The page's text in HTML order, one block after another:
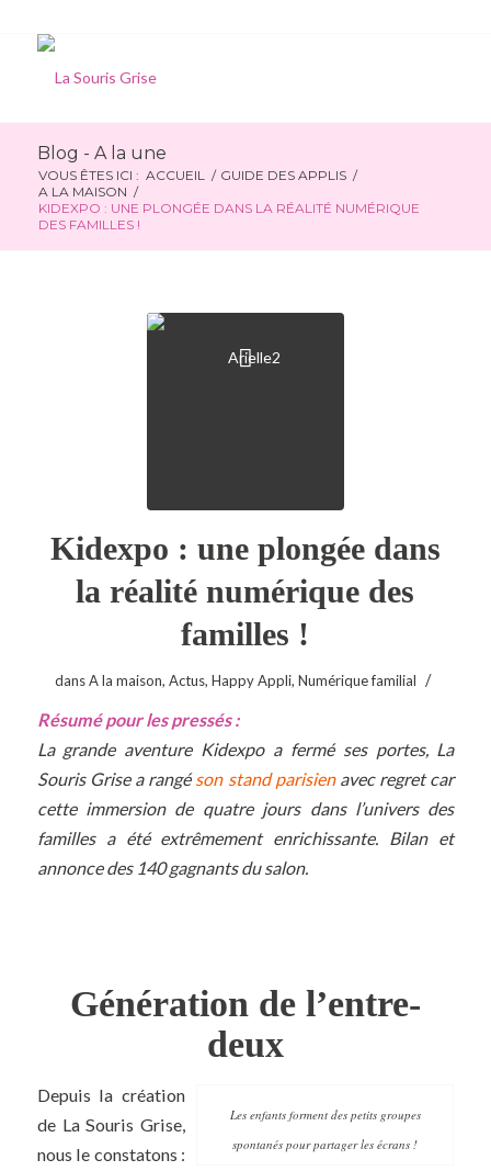
Blog - A la une
VOUS ÊTES ICI : ACCUEIL / GUIDE DES APPLIS /
A LA MAISON /
KIDEXPO : UNE PLONGÉE DANS LA RÉALITÉ NUMÉRIQUE
DES FAMILLES !
Kidexpo : une plongée dans
la réalité numérique des
familles !
dansA la maison, Actus, Happy Appli, Numérique familial /
Résumé pour les pressés :
La grande aventure Kidexpo a fermé ses portes, La
Souris Grise a rangéson stand parisienavec regret car
cette immersion de quatre jours dans l’univers des
familles a été extrêmement enrichissante. Bilan et
annonce des 140 gagnants du salon.
Génération de l’entre-
deux
Les enfants forment des petits groupes
spontanés pour partager les écrans !
Depuis la création
de La Souris Grise,
nous le constatons :